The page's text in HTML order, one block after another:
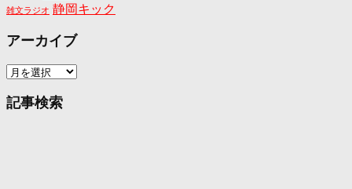
雑文ラジオ 静岡キック
アーカイブ
ア
カ
記事検索